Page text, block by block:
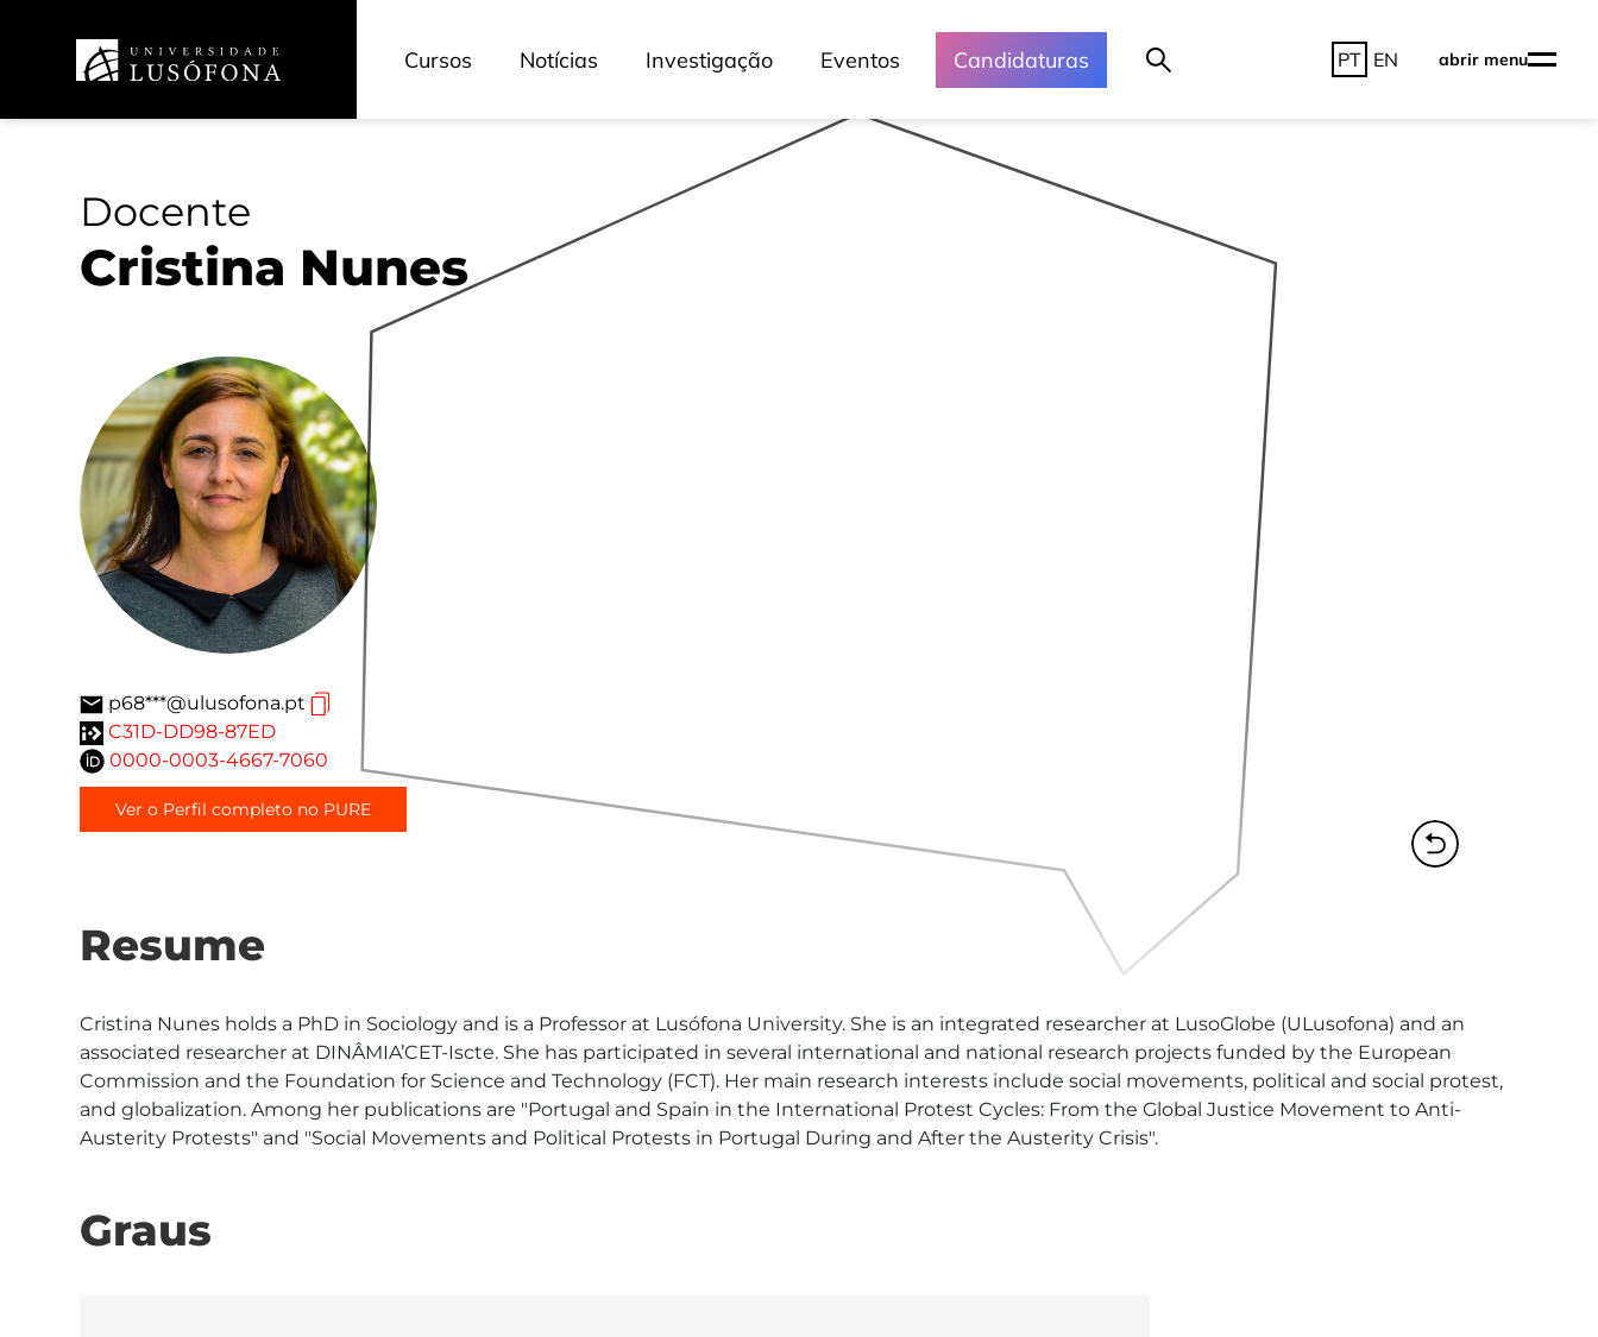
Cursos Notícias Investigação Eventos Candidaturas PT EN abrir menu
Docente
Cristina Nunes
p68***@ulusofona.pt
C31D-DD98-87ED
0000-0003-4667-7060
Ver o Perfil completo no PURE
Resume
Cristina Nunes holds a PhD in Sociology and is a Professor at Lusófona University. She is an integrated researcher at LusoGlobe (ULusofona) and an
associated researcher at DINÂMIA’CET-Iscte. She has participated in several international and national research projects funded by the European
Commission and the Foundation for Science and Technology (FCT). Her main research interests include social movements, political and social protest,
and globalization. Among her publications are "Portugal and Spain in the International Protest Cycles: From the Global Justice Movement to Anti-
Austerity Protests" and "Social Movements and Political Protests in Portugal During and After the Austerity Crisis".
Graus